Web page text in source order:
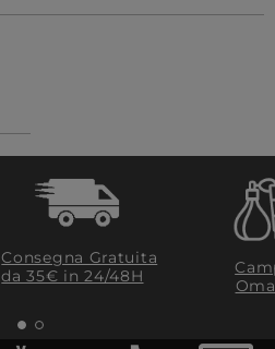
Consegna Gratuita
da 35€​ in 24/48H